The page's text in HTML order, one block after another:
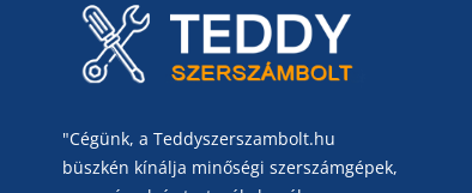
"Cégünk, a Teddyszerszambolt.hu
büszkén kínálja minőségi szerszámgépek,